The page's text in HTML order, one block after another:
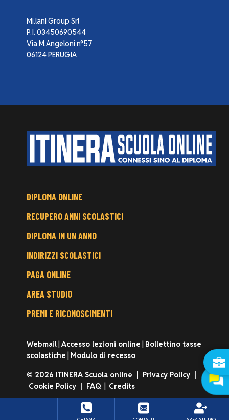
Mi.lani Group Srl
P.I. 03450690544
Via M.Angeloni n°57
06124 PERUGIA
FOOTER
MENU
DIPLOMA ONLINE
RECUPERO ANNI SCOLASTICI
DIPLOMA IN UN ANNO
INDIRIZZI SCOLASTICI
PAGA ONLINE
AREA STUDIO
PREMI E RICONOSCIMENTI
Webmail |Accesso lezioni online
Bollettino tasse
scolastiche
Modulo di recesso
© 2026 ITINERA Scuola online | Privacy Policy
Cookie Policy
FAQ Credits